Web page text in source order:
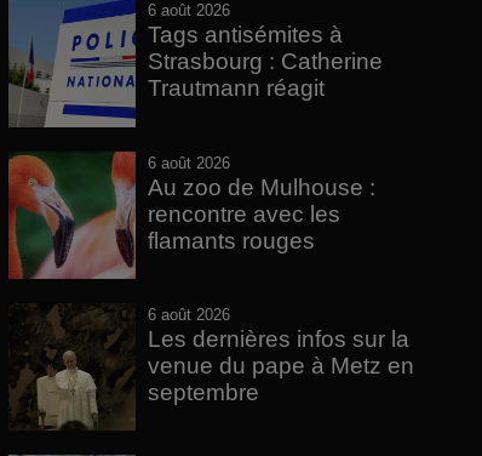
6 août 2026
Tags antisémites à
Strasbourg : Catherine
Trautmann réagit
6 août 2026
Au zoo de Mulhouse :
rencontre avec les
flamants rouges
6 août 2026
Les dernières infos sur la
venue du pape à Metz en
septembre